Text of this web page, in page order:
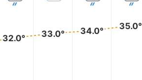
32.0° 33.0° 34.0° 35.0°